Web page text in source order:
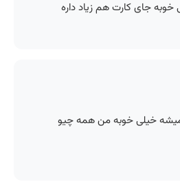
جای کارت هم زیاد داره
خیلی خوبه من همه چیو